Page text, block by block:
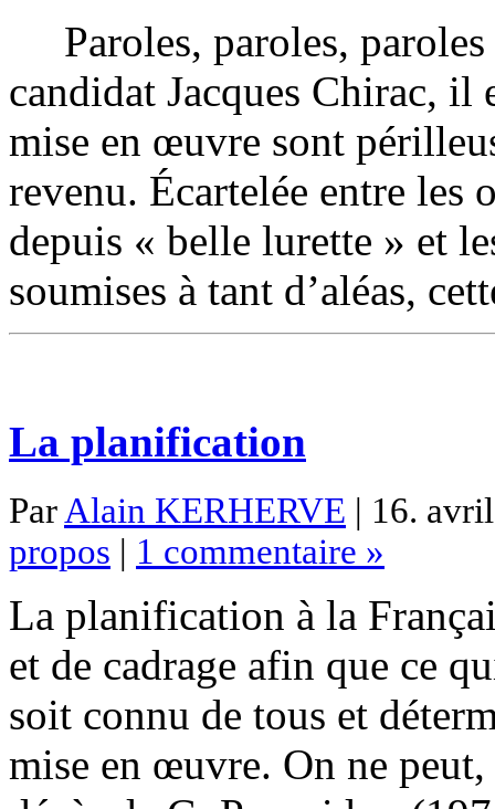
Paroles, paroles,
candidat Jacques Chirac, il
mise en œuvre sont
revenu. Écartelée entre les
depuis « belle lurette » et
soumises à tant d’aléas,
La planification
Par Alain KERHERVE | 16.
propos | 1 commentaire »
La planification à la
et de cadrage afin que ce
soit connu de tous et
mise en œuvre. On ne peut,